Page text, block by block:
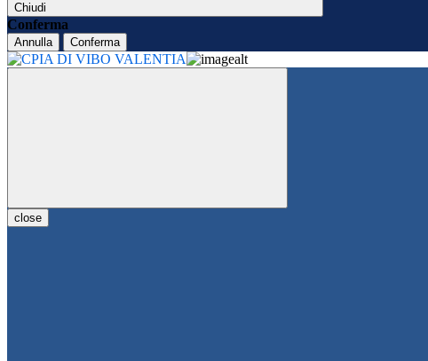
Chiudi
Conferma
Annulla Conferma
close